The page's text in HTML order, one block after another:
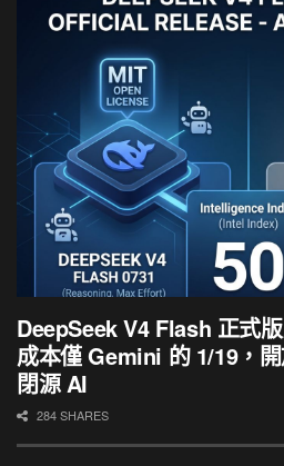
DeepSeek V4 Flash 正式
成本僅 Gemini 的 1/19，
閉源 AI
284 SHARES